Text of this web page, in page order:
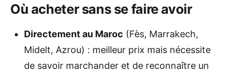
Où acheter sans se faire avoir
Directement au Maroc (Fès, Marrakech,
Midelt, Azrou) : meilleur prix mais nécessite
de savoir marchander et de reconnaître un